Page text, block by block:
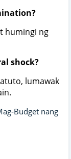
humingi ng
shock?
lumawak
nang